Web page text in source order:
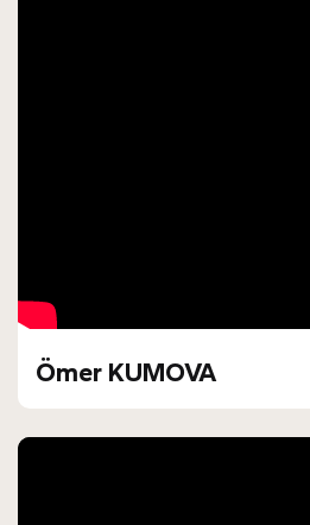
Ömer KUMOVA